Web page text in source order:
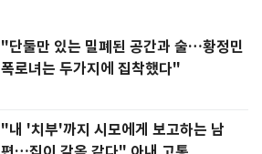
"단둘만 있는 밀폐된 공간과 술…황정민
폭로녀는 두가지에 집착했다"
"내 '치부'까지 시모에게 보고하는 남